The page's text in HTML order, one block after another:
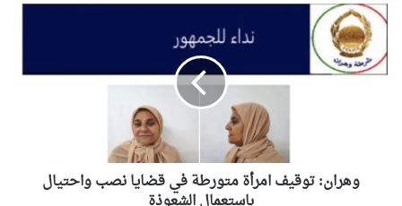
وهران:
توقيف
امرأة
متورطة
الشعوذةوهران: توقيف امرأة متورطة في قضايا نصب واحتيال